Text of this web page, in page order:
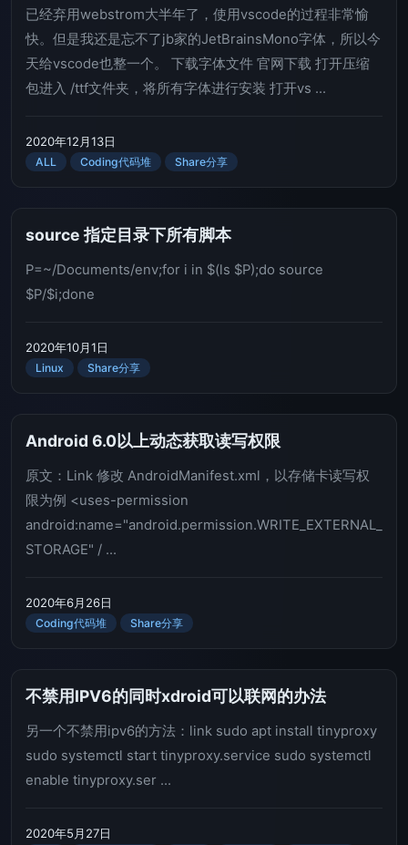
已经弃用webstrom大半年了，使用vscode的过程非常愉
快。但是我还是忘不了jb家的JetBrainsMono字体，所以今
天给vscode也整一个。 下载字体文件 官网下载 打开压缩
包进入 /ttf文件夹，将所有字体进行安装 打开vs ...
2020年12月13日
ALL Coding代码堆 Share分享
source 指定目录下所有脚本
P=~/Documents/env;for i in $(ls $P);do source
$P/$i;done
2020年10月1日
Linux Share分享
Android 6.0以上动态获取读写权限
原文：Link 修改 AndroidManifest.xml，以存储卡读写权
限为例 <uses-permission
android:name="android.permission.WRITE_EXTERNAL_
STORAGE" / ...
2020年6月26日
Coding代码堆 Share分享
不禁用IPV6的同时xdroid可以联网的办法
另一个不禁用ipv6的方法：link sudo apt install tinyproxy
sudo systemctl start tinyproxy.service sudo systemctl
enable tinyproxy.ser ...
2020年5月27日